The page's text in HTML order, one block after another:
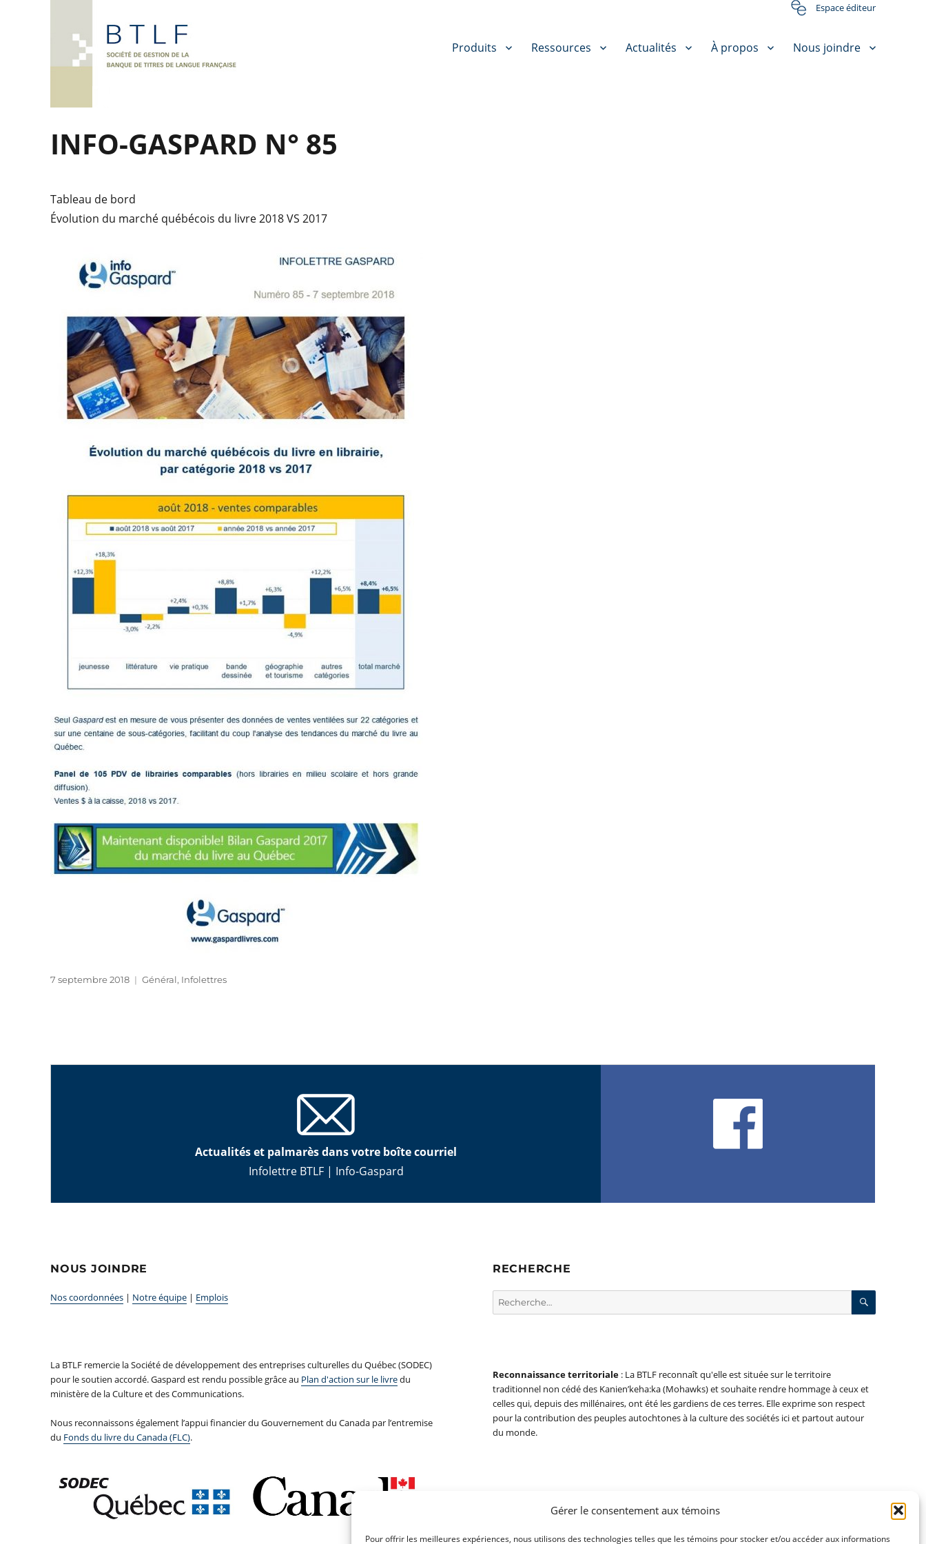
Gérer le consentement aux témoins
Pour offrir les meilleures expériences, nous utilisons des technologies telles que les témoins pour stocker et/ou accéder aux informations
Espace éditeur
Produits Ressources Actualités À propos Nous joindre
INFO-GASPARD N° 85
Tableau de bord
Évolution du marché québécois du livre 2018 VS 2017
Publié
7 septembre 2018 Catégories
Général, Infolettres
Actualités et palmarès dans votre boîte courriel
Infolettre BTLF| Info-Gaspard
NOUS JOINDRE
Nos coordonnées | Notre équipe | Emplois
La BTLF remercie la Société de développement des entreprises culturelles du Québec (SODEC)
pour le soutien accordé. Gaspard est rendu possible grâce au Plan d'action sur le livredu
ministère de la Culture et des Communications.
Nous reconnaissons également l’appui financier du Gouvernement du Canada par l’entremise
du Fonds du livre du Canada (FLC).
RECHERCHE
Rechercher :
Reconnaissance territoriale: La BTLF reconnaît qu'elle est située sur le territoire
traditionnel non cédé des Kanien’keha:ka (Mohawks) et souhaite rendre hommage à ceux et
celles qui, depuis des millénaires, ont été les gardiens de ces terres. Elle exprime son respect
pour la contribution des peuples autochtones à la culture des sociétés ici et partout autour
du monde.